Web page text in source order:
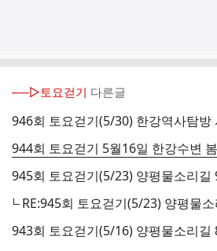
──▷토요걷기 다른글
945회 토요걷기(5/23) 양평물소리길
943회 토요걷기(5/16) 양평물소리길